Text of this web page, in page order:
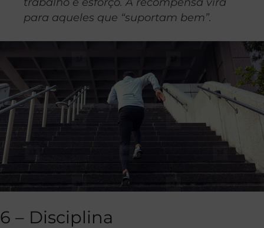
para aqueles que “suportam bem”.
6 – Disciplina